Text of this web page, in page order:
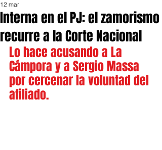
Interna en el PJ: el zamorismo
recurre a la Corte Nacional
12 mar
Lo hace acusando a La
Cámpora y a Sergio Massa
por cercenar la voluntad del
afiliado.